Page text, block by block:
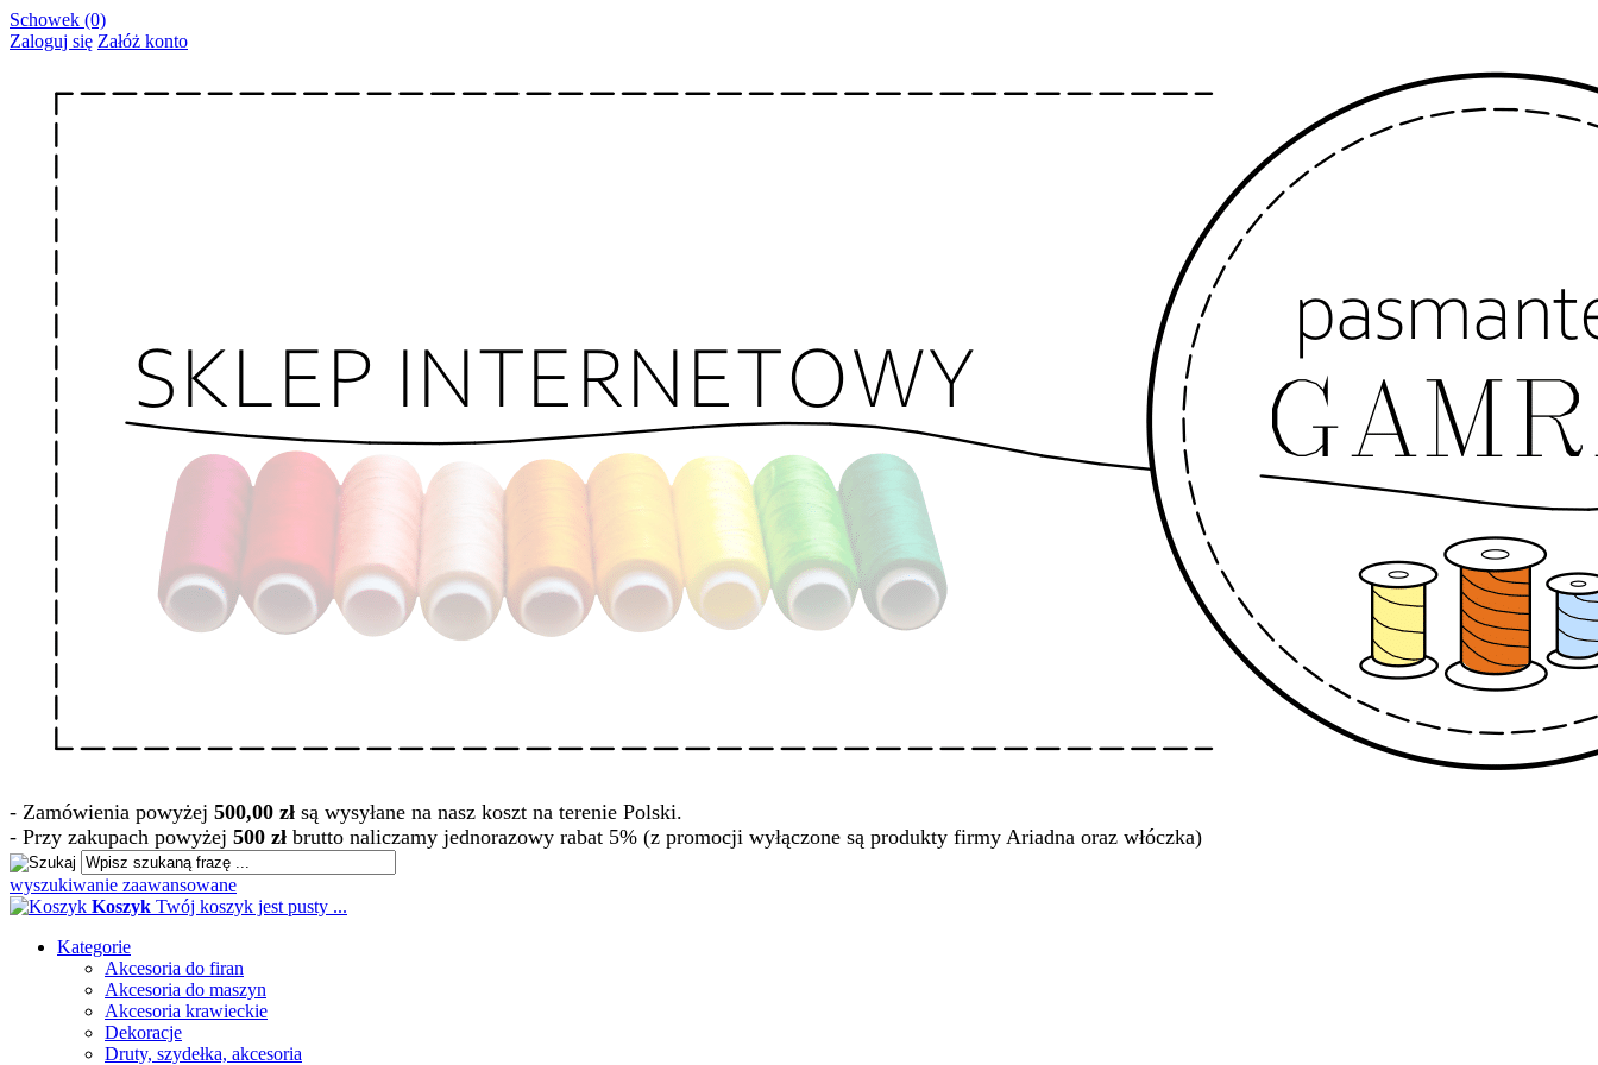
Schowek (0)
Zaloguj się Załóż konto
- Zamówienia powyżej 500,00 zł są wysyłane na nasz koszt na terenie Polski.
- Przy zakupach powyżej 500 zł brutto naliczamy jednorazowy rabat 5% (z promocji wyłączone są produkty firmy Ariadna oraz włóczka)
wyszukiwanie zaawansowane
Koszyk Twój koszyk jest pusty ...
Kategorie
Akcesoria do firan
Akcesoria do maszyn
Akcesoria krawieckie
Dekoracje
Druty, szydełka, akcesoria